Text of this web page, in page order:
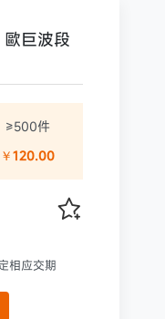
巨波段
≥500件
￥120.00

相应交期